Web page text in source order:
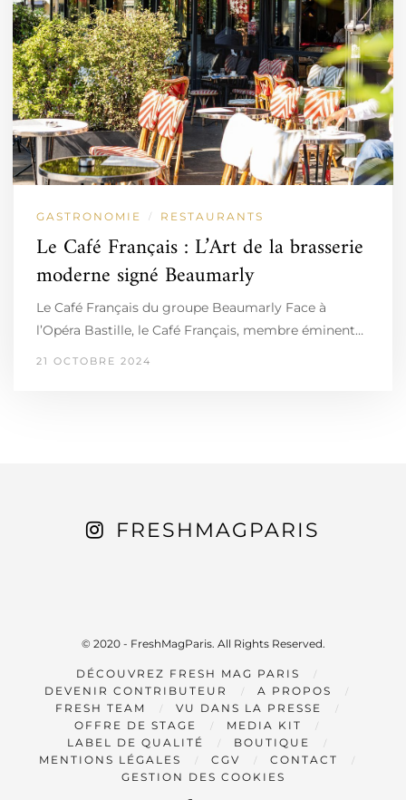
GASTRONOMIE / RESTAURANTS
Le Café Français : L’Art de la brasserie
moderne signé Beaumarly
Le Café Français du groupe Beaumarly Face à
l’Opéra Bastille, le Café Français, membre éminent…
21 OCTOBRE 2024
FRESHMAGPARIS
© 2020 - FreshMagParis. All Rights Reserved.
DÉCOUVREZ FRESH MAG PARIS
DEVENIR CONTRIBUTEUR
A PROPOS
FRESH TEAM
VU DANS LA PRESSE
OFFRE DE STAGE
MEDIA KIT
LABEL DE QUALITÉ
BOUTIQUE
MENTIONS LÉGALES
CGV
CONTACT
GESTION DES COOKIES